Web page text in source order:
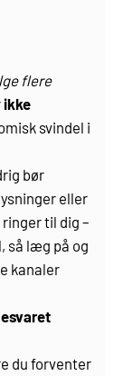
flere
ikke
svindel i
bør
eller
til dig –
så læg på og
kanaler
du forventer